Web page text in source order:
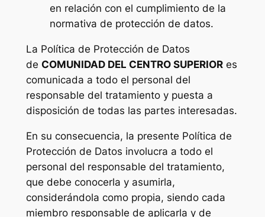
en relación con el cumplimiento de la
normativa de protección de datos.
La Política de Protección de Datos
de COMUNIDAD DEL CENTRO SUPERIORes
comunicada a todo el personal del
responsable del tratamiento y puesta a
disposición de todas las partes interesadas.
En su consecuencia, la presente Política de
Protección de Datos involucra a todo el
personal del responsable del tratamiento,
que debe conocerla y asumirla,
considerándola como propia, siendo cada
miembro responsable de aplicarla y de